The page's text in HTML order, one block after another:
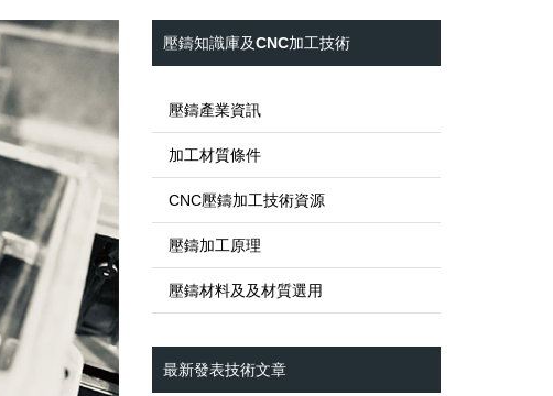
壓鑄知識庫及CNC加工技術
壓鑄產業資訊
加工材質條件
CNC壓鑄加工技術資源
壓鑄加工原理
壓鑄材料及及材質選用
最新發表技術文章